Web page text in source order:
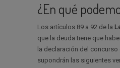
¿En qué
Los artículos 89 a 92 de la
que la deuda tiene que
la declaración del
supondrán las siguientes